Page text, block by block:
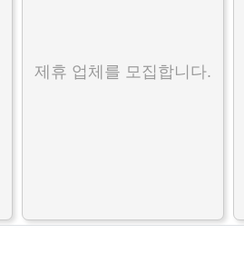
제휴 업체를 모집합니다.